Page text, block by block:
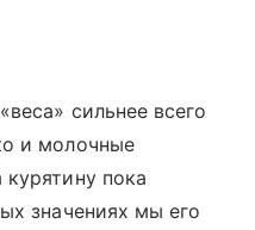
сильнее всего
и молочные
пока
значениях мы его